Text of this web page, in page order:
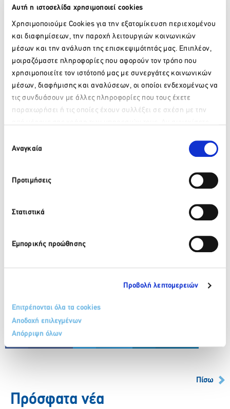
Αυτή η ιστοσελίδα χρησιμοποιεί cookies
Χρησιμοποιούμε Cookies για την εξατομίκευση περιεχομένου
και διαφημίσεων, την παροχή λειτουργιών κοινωνικών
μέσων και την ανάλυση της επισκεψιμότητάς μας. Επιπλέον,
μοιραζόμαστε πληροφορίες που αφορούν τον τρόπο που
χρησιμοποιείτε τον ιστότοπό μας με συνεργάτες κοινωνικών
μέσων, διαφήμισης και αναλύσεων, οι οποίοι ενδεχομένως να
τις συνδυάσουν με άλλες πληροφορίες που τους έχετε
παραχωρήσει ή τις οποίες έχουν συλλέξει σε σχέση με την
των Cookies μας.
συγκατάθεσης
Αναγκαία
Προτιμήσεις
Στατιστικά
Εμπορικής προώθησης
Προβολή λεπτομερειών
Επιτρέπονται όλα τα cookies
Αποδοχή επιλεγμένων
Απόρριψη όλων
δείχνει στην KSD, υπογράμμισε:
«Μετά τη συνεργασία μας στα social media, με την KSD να
έχει την πλήρη διαχείριση των λογαριασμών του Astir
Palace
και της Astir Beach, η νέα συνεργασία στον
τομέα των amenities επιβεβαιώνει ότι, ο επαγγελματισμός,
με ότι αυτό συνεπάγεται (ποιότητα προϊόντων και
υπηρεσιών, αξιοπιστία στους χρόνους παράδοσης, κ.ο.κ.),
αναγνωρίζεται και επιβραβεύεται.
Εμείς, από την πλευρά μας υποσχόμαστε να συνεχίσουμε να
δίνουμε τον καλύτερό μας εαυτό για να προσφέρουμε
άριστες υπηρεσίες, ανταγωνιστικές τιμές και ποιοτικά
Facebook
Πίσω
Πρόσφατα νέα